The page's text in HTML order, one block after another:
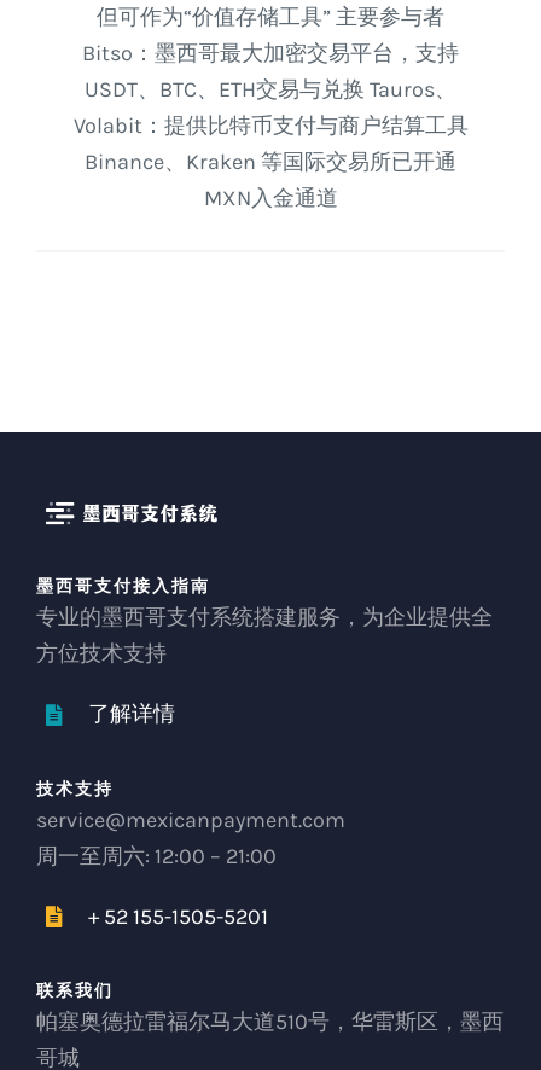
但可作为“价值存储工具” 主要参与者
Bitso：墨西哥最大加密交易平台，支持
USDT、BTC、ETH交易与兑换 Tauros、
Volabit：提供比特币支付与商户结算工具
Binance、Kraken 等国际交易所已开通
MXN入金通道
墨西哥支付接入指南
专业的墨西哥支付系统搭建服务，为企业提供全
方位技术支持
了解详情
技术支持
service@mexicanpayment.com
周一至周六: 12:00 – 21:00
+ 52 155-1505-5201
联系我们
帕塞奥德拉雷福尔马大道510号，华雷斯区，墨西
哥城